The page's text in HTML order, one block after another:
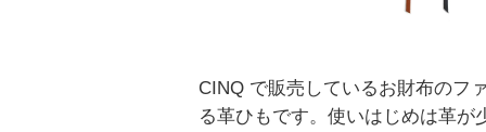
CINQ で販売しているお財布のフ
る革ひもです。使いはじめは革が